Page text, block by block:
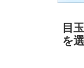
目
を